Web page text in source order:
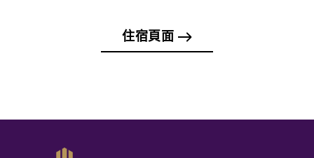
住宿頁面